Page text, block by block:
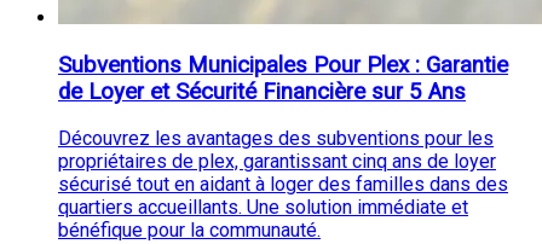
Subventions Municipales Pour Plex : Garantie
de Loyer et Sécurité Financière sur 5 Ans
Découvrez les avantages des subventions pour les
propriétaires de plex, garantissant cinq ans de loyer
sécurisé tout en aidant à loger des familles dans des
quartiers accueillants. Une solution immédiate et
bénéfique pour la communauté.